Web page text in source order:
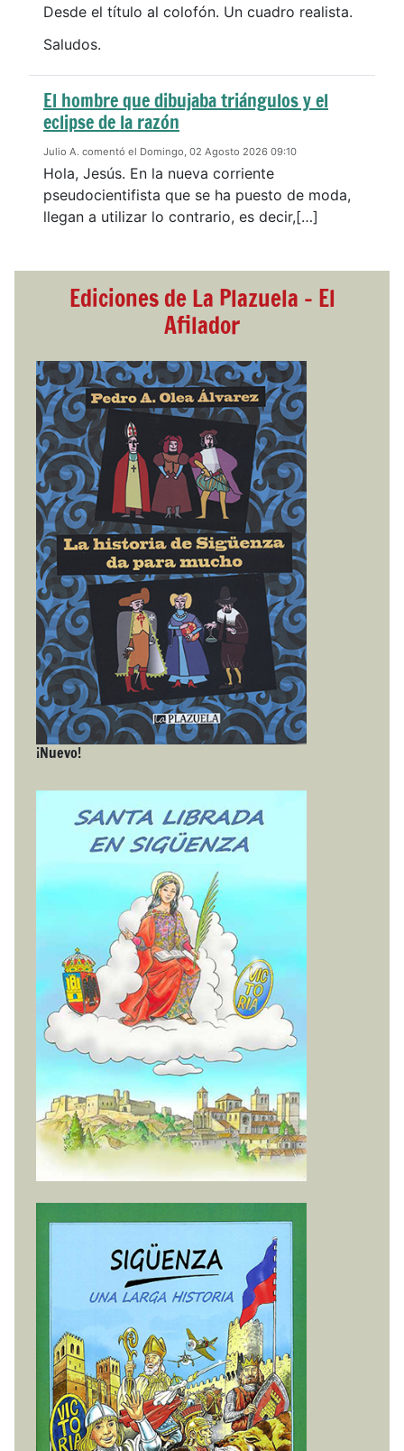
Desde el título al colofón. Un cuadro realista.
Saludos.
El hombre que dibujaba triángulos y el
eclipse de la razón
Julio A. comentó el Domingo, 02 Agosto 2026 09:10
Hola, Jesús. En la nueva corriente
pseudocientifista que se ha puesto de moda,
llegan a utilizar lo contrario, es decir,[…]
Ediciones de La Plazuela - El
Afilador
¡Nuevo!